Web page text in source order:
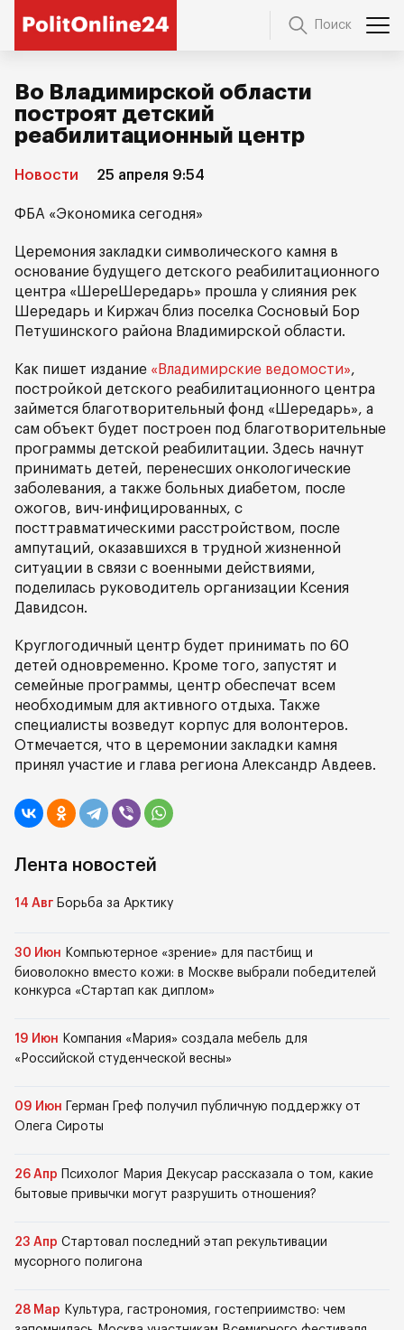
Поиск
Во Владимирской области
построят детский
реабилитационный центр
Новости 25 апреля 9:54
ФБА «Экономика сегодня»
Церемония закладки символического камня в
основание будущего детского реабилитационного
центра «ШереШередарь» прошла у слияния рек
Шередарь и Киржач близ поселка Сосновый Бор
Петушинского района Владимирской области.
Как пишет издание «Владимирские ведомости»,
постройкой детского реабилитационного центра
займется благотворительный фонд «Шередарь», а
сам объект будет построен под благотворительные
программы детской реабилитации. Здесь начнут
принимать детей, перенесших онкологические
заболевания, а также больных диабетом, после
ожогов, вич-инфицированных, с
посттравматическими расстройством, после
ампутаций, оказавшихся в трудной жизненной
ситуации в связи с военными действиями,
поделилась руководитель организации Ксения
Давидсон.
Круглогодичный центр будет принимать по 60
детей одновременно. Кроме того, запустят и
семейные программы, центр обеспечат всем
необходимым для активного отдыха. Также
специалисты возведут корпус для волонтеров.
Отмечается, что в церемонии закладки камня
принял участие и глава региона Александр Авдеев.
Лента новостей
14 Авг Борьба за Арктику
30 Июн Компьютерное «зрение» для пастбищ и
биоволокно вместо кожи: в Москве выбрали победителей
конкурса «Стартап как диплом»
19 Июн Компания «Мария» создала мебель для
«Российской студенческой весны»
09 Июн
Герман Греф получил публичную поддержку от
Олега Сироты
26 Апр
Психолог Мария Декусар рассказала о том, какие
бытовые привычки могут разрушить отношения?
23 Апр Стартовал последний этап рекультивации
мусорного полигона
28 Мар Культура, гастрономия, гостеприимство: чем